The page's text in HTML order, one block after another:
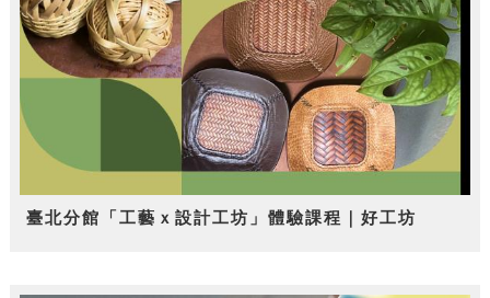
臺北分館「工藝ｘ設計工坊」體驗課程｜好工坊